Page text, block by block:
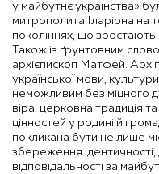
у майбутнє українства»
митрополита Іларіона на
поколіннях, що
Також із ґрунтовним
архієпископ Матфей.
української мови,
неможливим без міцного
віра, церковна традиція
цінностей у родині й
покликана бути не лише
збереження
відповідальності за